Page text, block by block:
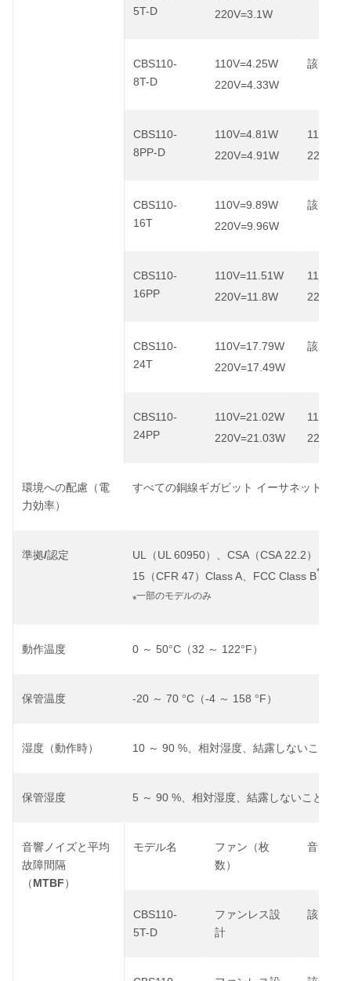
5T-D
220V=3.1W
CBS110-
8T-D
110V=4.25W
220V=4.33W
該当なし
CBS110-
8PP-D
110V=4.81W
220V=4.91W
CBS110-
16T
110V=9.89W
220V=9.96W
該当なし
CBS110-
16PP
110V=11.51W
220V=11.8W
CBS110-
24T
110V=17.79W
220V=17.49W
該当なし
CBS110-
24PP
110V=21.02W
220V=21.03W
環境への配慮（電
力効率）
すべての銅線ギガビット イーサネット
準拠/認定 UL （ UL 60950）、 CSA （CSA 22.2 ）、
15 （CFR 47 ） Class A FCC Class B*
*一部のモデルのみ
動作温度 0 ～ 50°C （32 ～ 122°F ）
保管温度 -20 ～ 70 °C （-4 ～ 158 °F ）
湿度（動作時） 10 ～ 90 % 、相対湿度、結露しないこと
保管湿度 5 ～ 90 % 、相対湿度、結露しないこと
音響ノイズと平均
故障間隔
（ MTBF ）
モデル名
ファン（枚
数）
音響ノ
CBS110-
5T-D
ファンレス設
計
該当なし